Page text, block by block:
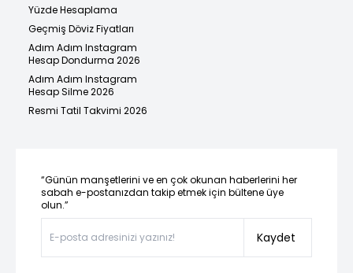
Yüzde Hesaplama
Geçmiş Döviz Fiyatları
Adım Adım Instagram
Hesap Dondurma 2026
Adım Adım Instagram
Hesap Silme 2026
Resmi Tatil Takvimi 2026
“Günün manşetlerini ve en çok okunan haberlerini her
sabah e-postanızdan takip etmek için bültene üye
olun.”
Kaydet